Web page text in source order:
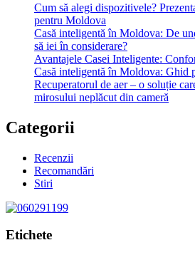
Cum să alegi dispozitivele?
pentru Moldova
Casă inteligentă în Moldova: De
să iei în considerare?
Avantajele Casei Inteligente:
Casă inteligentă în Moldova: Ghid
Recuperatorul de aer – o soluție
mirosului neplăcut din cameră
Categorii
Recenzii
Recomandări
Stiri
Etichete